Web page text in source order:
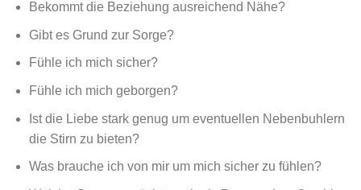
Bekommt die Beziehung ausreichend Nähe?
Gibt es Grund zur Sorge?
Fühle ich mich sicher?
Fühle ich mich geborgen?
Ist die Liebe stark genug um eventuellen Nebenbuhlern
die Stirn zu bieten?
Was brauche ich von mir um mich sicher zu fühlen?